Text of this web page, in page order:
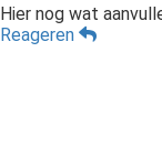
Hier nog wat
Reageren